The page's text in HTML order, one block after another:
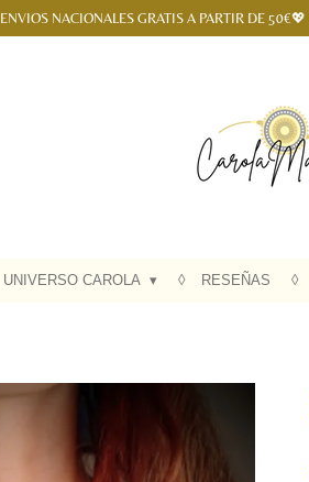
ENVIOS NACIONALES GRATIS A PARTIR DE 50€💖
UNIVERSO CAROLA RESEÑAS